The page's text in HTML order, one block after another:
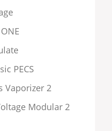
PECS
Vaporizer 2
Modular 2